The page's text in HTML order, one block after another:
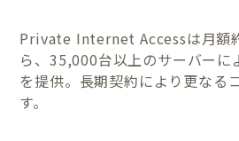
Private Internet Accessは月額
ら、35,000台以上のサーバーに
を提供。長期契約により更なる
す。